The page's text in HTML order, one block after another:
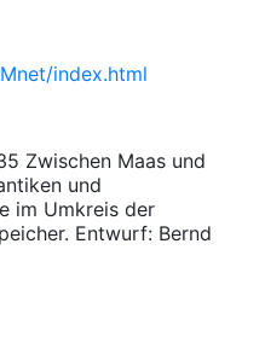
index.html
Zwischen Maas und
und
im Umkreis der
Entwurf: Bernd